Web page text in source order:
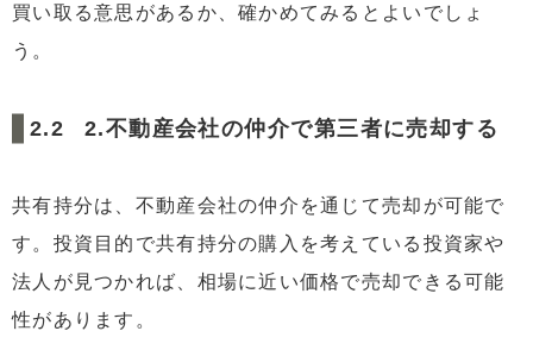
買い取る意思があるか、確かめてみるとよいでしょ
う。
2.不動産会社の仲介で第三者に売却する
共有持分は、不動産会社の仲介を通じて売却が可能で
す。投資目的で共有持分の購入を考えている投資家や
法人が見つかれば、相場に近い価格で売却できる可能
性があります。